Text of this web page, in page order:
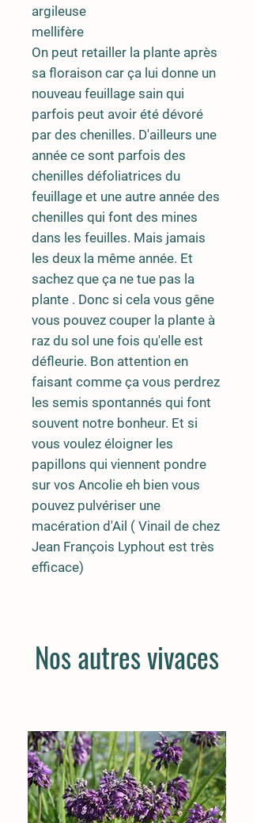
argileuse
mellifère
On peut retailler la plante après
sa floraison car ça lui donne un
nouveau feuillage sain qui
parfois peut avoir été dévoré
par des chenilles. D'ailleurs une
année ce sont parfois des
chenilles défoliatrices du
feuillage et une autre année des
chenilles qui font des mines
dans les feuilles. Mais jamais
les deux la même année. Et
sachez que ça ne tue pas la
plante . Donc si cela vous gêne
vous pouvez couper la plante à
raz du sol une fois qu'elle est
défleurie. Bon attention en
faisant comme ça vous perdrez
les semis spontannés qui font
souvent notre bonheur. Et si
vous voulez éloigner les
papillons qui viennent pondre
sur vos Ancolie eh bien vous
pouvez pulvériser une
macération d'Ail ( Vinail de chez
Jean François Lyphout est très
efficace)
Nos autres vivaces